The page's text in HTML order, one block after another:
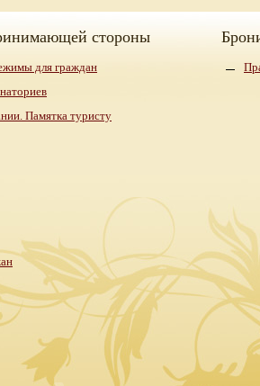
стороны
для граждан
Памятка туристу